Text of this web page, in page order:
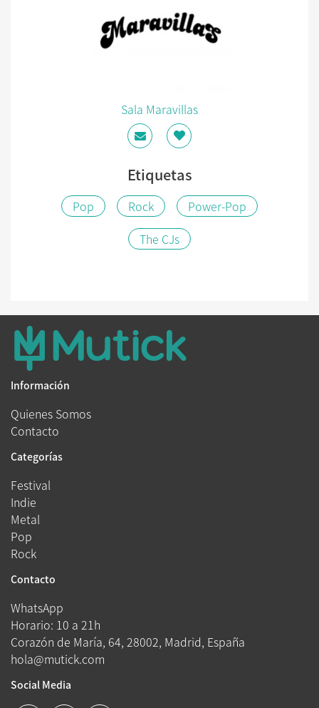
Sala Maravillas
Etiquetas
Pop Rock
Power-Pop
The CJs
Información
Quienes Somos
Contacto
Categorías
Festival
Indie
Metal
Pop
Rock
Contacto
WhatsApp
Horario: 10 a 21h
Corazón de María, 64, 28002, Madrid, España
hola@mutick.com
Social Media